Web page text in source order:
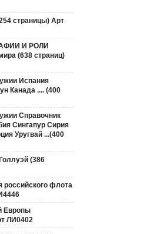
страницы) Арт
И РОЛИ
(638 страниц)
Испания
Канада .... (400
Справочник
Сингапур Сирия
Уругвай ...(400
(386
российского флота
Европы
ЛИ0402